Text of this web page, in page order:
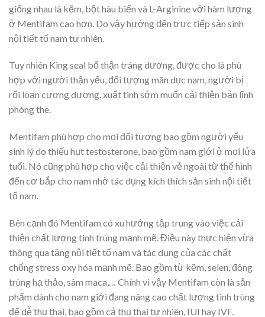
giống nhau là kẽm, bột hàu biển và L-Arginine với hàm lượng
ở Mentifam cao hơn. Do vậy hướng đến trực tiếp sản sinh
nội tiết tố nam tự nhiên.
Tuy nhiên King seal bổ thận tráng dương, được cho là phù
hợp với người thận yếu, đối tượng mãn dục nam, người bị
rối loạn cương dương, xuất tinh sớm muốn cải thiện bản lĩnh
phòng the.
Mentifam phù hợp cho mọi đối tượng bao gồm người yếu
sinh lý do thiếu hụt testosterone, bao gồm nam giới ở mọi lứa
tuổi. Nó cũng phù hợp cho việc cải thiện vẻ ngoài từ thể hình
đến cơ bắp cho nam nhờ tác dụng kích thích sản sinh nội tiết
tố nam.
Bên cạnh đó Mentifam có xu hướng tập trung vào việc cải
thiện chất lượng tinh trùng mạnh mẽ. Điều này thực hiện vừa
thông qua tăng nội tiết tố nam và tác dụng của các chất
chống stress oxy hóa mạnh mẽ. Bao gồm từ kẽm, selen, đông
trùng hạ thảo, sâm maca,… Chính vì vậy Mentifam còn là sản
phẩm dành cho nam giới đang nâng cao chất lượng tinh trùng
để dễ thụ thai, bao gồm cả thụ thai tự nhiên, IUI hay IVF.